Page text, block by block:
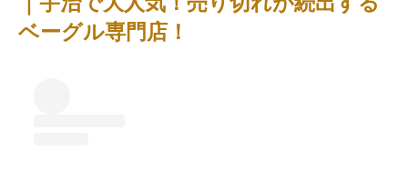
ベーグル専門店！